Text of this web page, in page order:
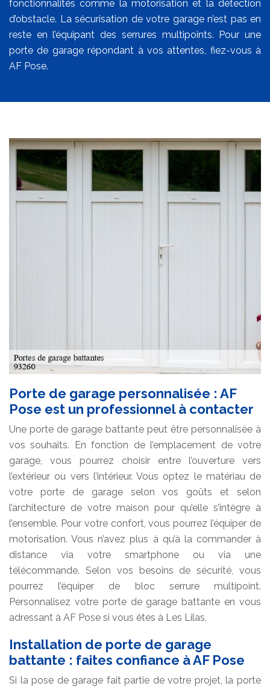
fonctionnalités comme la motorisation et la détection
d’obstacle. La sécurisation de votre garage n’est pas en
reste en l’équipant des serrures multipoints. Pour une
porte de garage répondant à vos attentes, fiez-vous à
AF Pose.
Porte de garage personnalisée : AF
Pose est un professionnel à contacter
Une porte de garage battante peut être personnalisée à
vos souhaits. En fonction de l’emplacement de votre
garage, vous pourrez choisir entre l’ouverture vers
l’extérieur ou vers l’intérieur. Vous optez le matériau de
votre porte de garage selon vos goûts et selon
l’architecture de votre maison pour qu’elle s’intègre à
l’ensemble. Pour votre confort, vous pourrez l’équiper de
motorisation. Vous n’avez plus à qu’à la commander à
distance via votre smartphone ou via une
télécommande. Selon vos besoins de sécurité, vous
pourrez l’équiper de bloc serrure multipoint.
Personnalisez votre porte de garage battante en vous
adressant à AF Pose si vous êtes à Les Lilas.
Installation de porte de garage
battante : faites confiance à AF Pose
Si la pose de garage fait partie de votre projet, la porte